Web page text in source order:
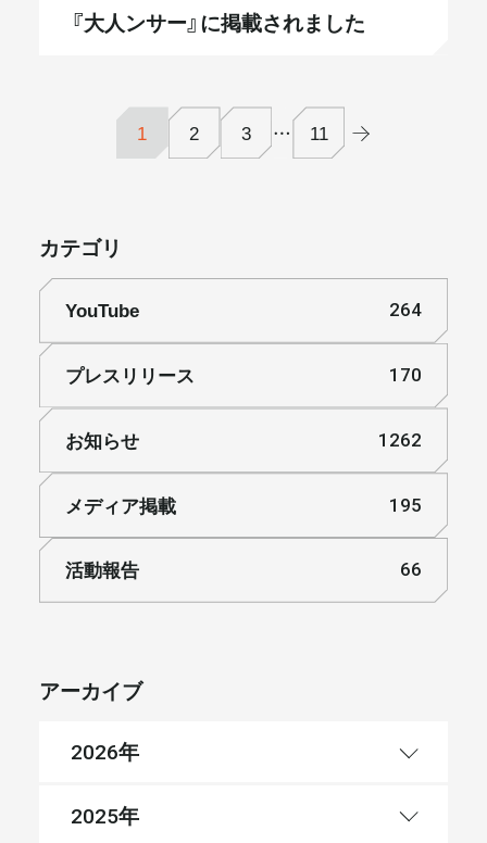
『大人ンサー』に掲載されました
1 2 3 … 11
カテゴリ
YouTube 264
プレスリリース 170
お知らせ 1262
メディア掲載 195
活動報告 66
アーカイブ
2026年
2025年